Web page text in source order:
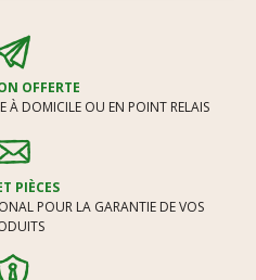
OFFERTE
À DOMICILE OU EN POINT RELAIS
PIÈCES
POUR LA GARANTIE DE VOS